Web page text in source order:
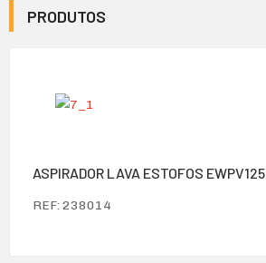
PRODUTOS
ASPIRADOR LAVA ESTOFOS EWPV125
REF: 238014